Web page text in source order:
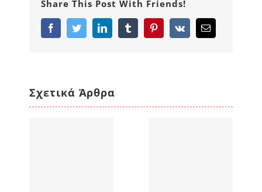
Share This Post With Friends!
FacebookTwitterLinkedInTumblr PinterestVk Email
Σχετικά Άρθρα